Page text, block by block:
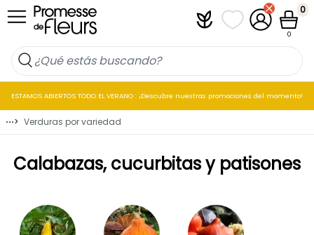
Ir al contenido PlantfitMis listas de
Mi cuenta
Cesta
0
0
ESTAMOS ABIERTOS TODO EL VERANO : ¡Descubre nuestras promociones del momento!
⋯> Verduras por variedad
Calabazas, cucurbitas y patisones